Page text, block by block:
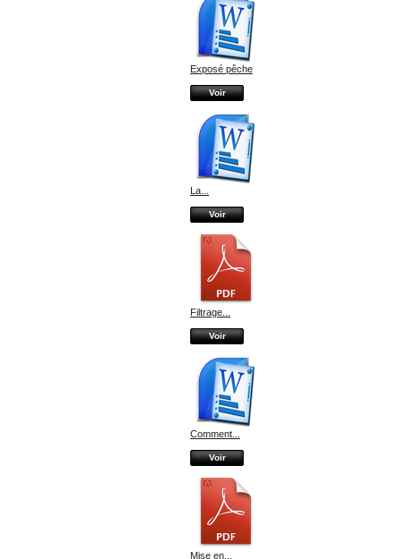
Exposé pêche
Voir
La...
Voir
Filtrage...
Voir
Comment...
Voir
Mise en...